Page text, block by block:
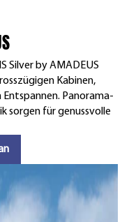
Silver by AMADEUS
Kabinen,
Panorama-
sorgen für genussvolle